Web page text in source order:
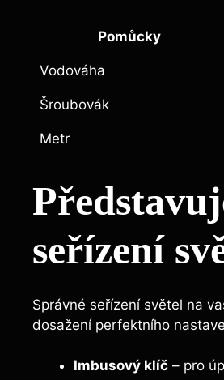
Pomůcky
Vodováha
Šroubovák
Metr
seřízení
Správné seřízení světel na
dosažení perfektního
Imbusový klíč – pro